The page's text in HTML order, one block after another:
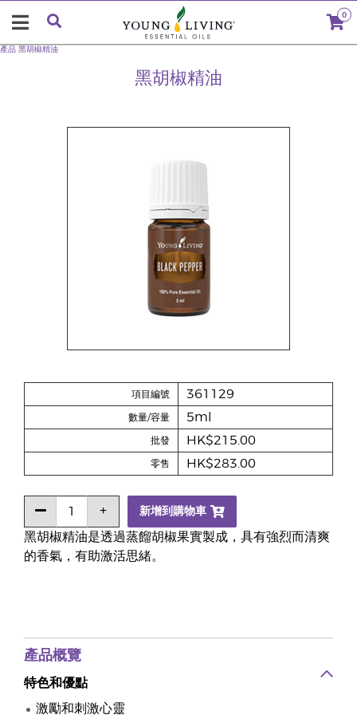
0
黑胡椒精油
產品 黑胡椒精油
黑胡椒精油是透過蒸餾胡椒果實製成，具有強烈而清爽
的香氣，有助激活思緒。
項目編號 361129
數量/容量 5ml
批發 HK$215.00
零售 HK$283.00
新增到購物車
產品概覽
特色和優點
激勵和刺激心靈